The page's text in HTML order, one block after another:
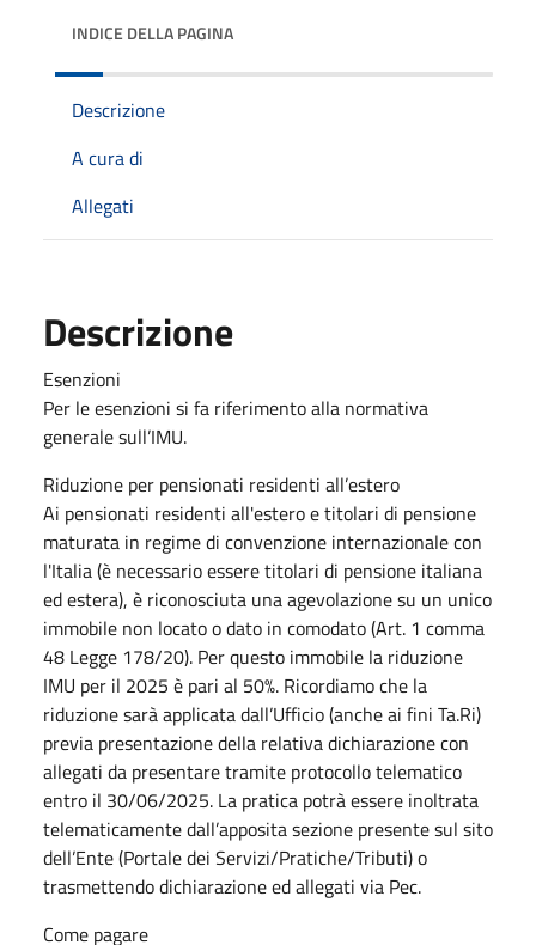
INDICE DELLA PAGINA
Descrizione
A cura di
Allegati
Descrizione
Esenzioni
Per le esenzioni si fa riferimento alla normativa
generale sull’IMU.
Riduzione per pensionati residenti all’estero
Ai pensionati residenti all'estero e titolari di pensione
maturata in regime di convenzione internazionale con
l'Italia (è necessario essere titolari di pensione italiana
ed estera), è riconosciuta una agevolazione su un unico
immobile non locato o dato in comodato (Art. 1 comma
48 Legge 178/20). Per questo immobile la riduzione
IMU per il 2025 è pari al 50%. Ricordiamo che la
riduzione sarà applicata dall’Ufficio (anche ai fini Ta.Ri)
previa presentazione della relativa dichiarazione con
allegati da presentare tramite protocollo telematico
entro il 30/06/2025. La pratica potrà essere inoltrata
telematicamente dall’apposita sezione presente sul sito
dell’Ente (Portale dei Servizi/Pratiche/Tributi) o
trasmettendo dichiarazione ed allegati via Pec.
Come pagare